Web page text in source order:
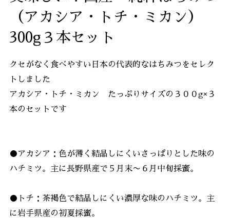
（アカシア・トチ・ミカン）
300g３本セット
クセがなく食べやすい日本の代表的なはちみつをセレク
トしました
アカシア・トチ・ミカン たっぷりサイズの３００g×３
本のセットです
●アカシア：色が薄く結晶しにくいさっぱりとした味の
ハチミツ。主に長野県産で５月末〜６月中旬採蜜。
●トチ：茶褐色で結晶しにくい濃厚な味のハチミツ。主
に岩手県産の初夏採蜜。